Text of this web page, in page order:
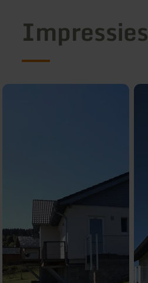
Impressies